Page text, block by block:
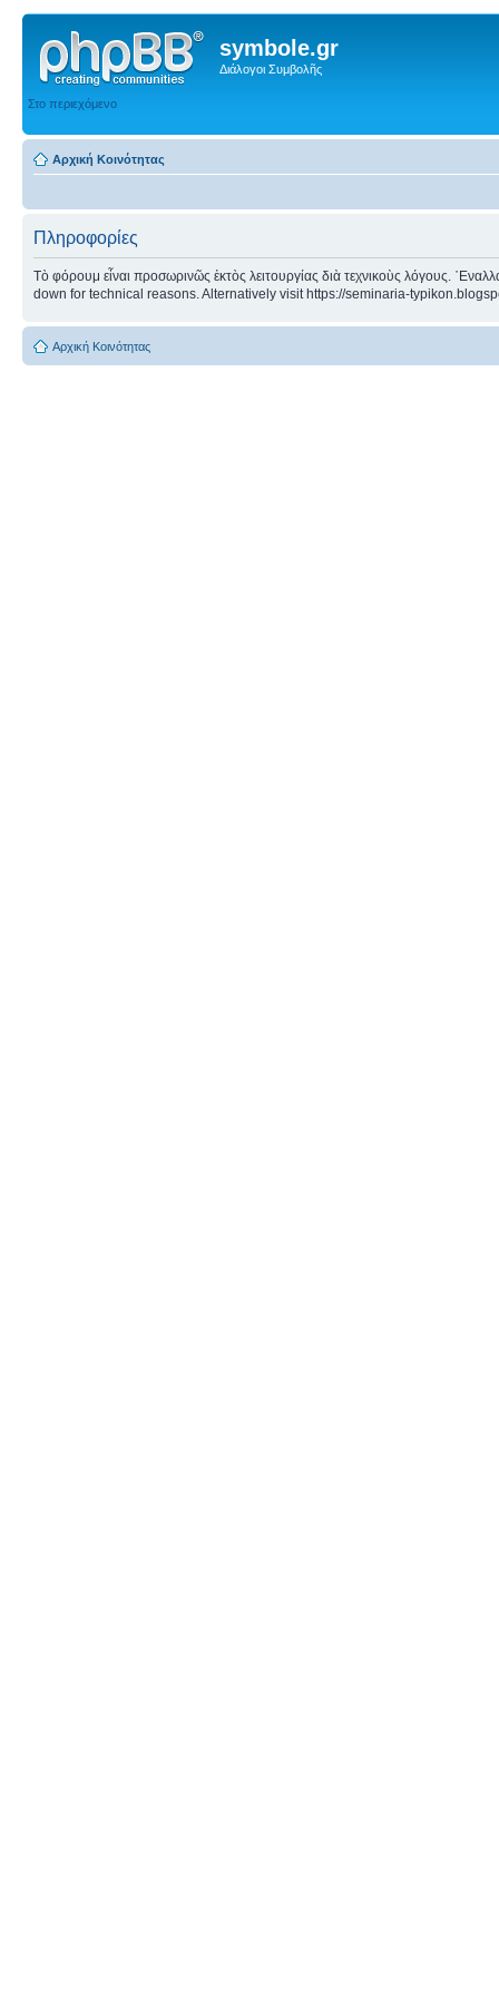
symbole.gr
Διάλογοι Συμβολῆς
Στο περιεχόμενο
Αρχική Κοινότητας
Πληροφορίες
Τὸ φόρουμ εἶναι προσωρινῶς ἐκτὸς λειτουργίας διὰ τεχνικοὺς λόγους.
down for technical reasons. Alternatively visit https://seminaria-
Αρχική Κοινότητας